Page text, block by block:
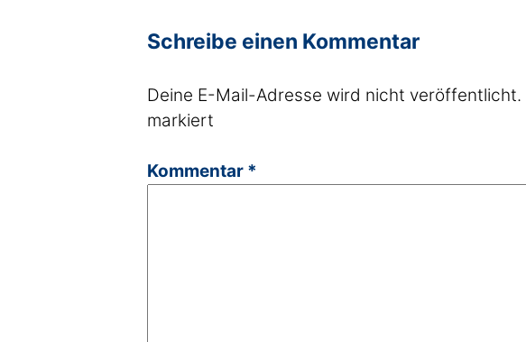
Schreibe einen Kommentar
Deine E-Mail-Adresse wird nicht veröffentlicht.
markiert
Kommentar *